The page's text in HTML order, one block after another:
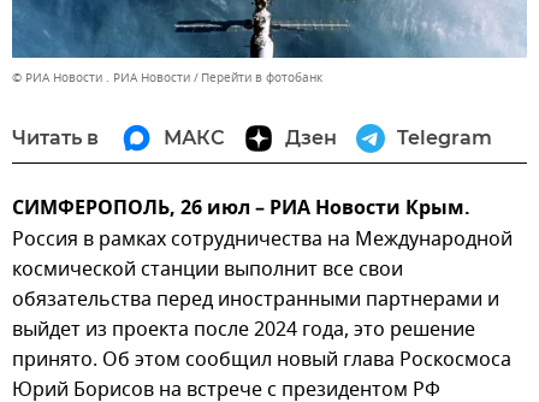
© РИА Новости . РИА Новости Перейти в фотобанк
Читать в МАКС Дзен Telegram
СИМФЕРОПОЛЬ, 26 июл – РИА Новости Крым.
Россия в рамках сотрудничества на Международной
космической станции выполнит все свои
обязательства перед иностранными партнерами и
выйдет из проекта после 2024 года, это решение
принято. Об этом сообщил новый глава Роскосмоса
Юрий Борисов на встрече с президентом РФ